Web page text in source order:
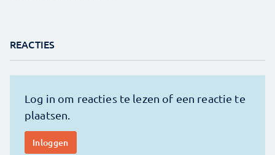
REACTIES